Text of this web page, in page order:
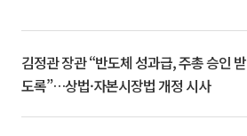
김정관 장관 “반도체 성과급, 주총 승인 받
도록”…상법·자본시장법 개정 시사